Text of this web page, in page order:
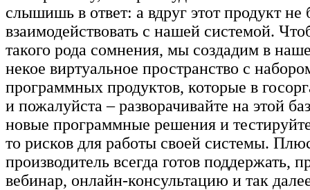
слышишь в ответ: а вдруг этот продукт не
взаимодействовать с нашей системой.
такого рода сомнения, мы создадим в
некое виртуальное пространство с
программных продуктов, которые в
и пожалуйста – разворачивайте на этой
новые программные решения и
то рисков для работы своей системы.
производитель всегда готов поддержать,
вебинар, онлайн-консультацию и так